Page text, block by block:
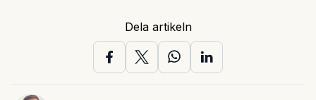
Dela artikeln